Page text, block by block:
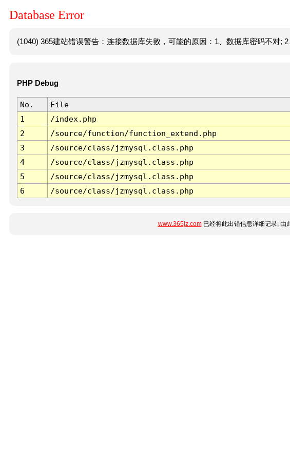
Database Error
(1040) 365建站错误警告：连接数据库失败，可能的原因：1、数据库密码不对; 2
PHP Debug
No. File
1
/index.php
2
/source/function/function_extend.php
3
/source/class/jzmysql.class.php
4
/source/class/jzmysql.class.php
5
/source/class/jzmysql.class.php
6
/source/class/jzmysql.class.php
www.365jz.com已经将此出错信息详细记录, 由